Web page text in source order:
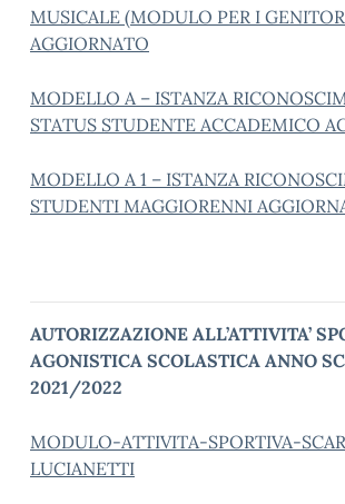
MUSICALE (MODULO PER I
AGGIORNATO
MODELLO A – ISTANZA
STATUS STUDENTE ACCADEMICO
MODELLO A 1 – ISTANZA
STUDENTI MAGGIORENNI
AUTORIZZAZIONE ALL’ATTIVITA’
AGONISTICA SCOLASTICA ANNO
2021/2022
MODULO-ATTIVITA-SPORTIVA-
LUCIANETTI